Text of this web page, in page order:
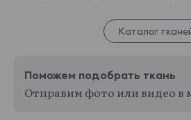
Каталог
Поможем подобрать ткань
Отправим фото или видео в